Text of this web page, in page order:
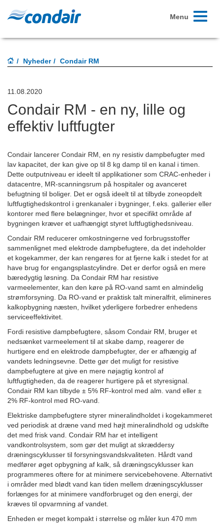
Toggle
Menu
Nyheder Condair RM
11.08.2020
Condair RM - en ny, lille og
effektiv luftfugter
Condair lancerer Condair RM, en ny resistiv dampbefugter med
lav kapacitet, der kan give op til 8 kg damp til en kanal i timen.
Dette outputniveau er ideelt til applikationer som CRAC-enheder i
datacentre, MR-scanningsrum på hospitaler og avanceret
befugtning til boliger. Det er også ideelt til at tilbyde zoneopdelt
luftfugtighedskontrol i grenkanaler i bygninger, f.eks. gallerier eller
kontorer med flere belægninger, hvor et specifikt område af
bygningen kræver et uafhængigt styret luftfugtighedsniveau.
Condair RM reducerer omkostningerne ved forbrugsstoffer
sammenlignet med elektrode dampbefugtere, da det indeholder
et kogekammer, der kan rengøres for at fjerne kalk i stedet for at
have brug for engangsplastcylindre. Det er derfor også en mere
bæredygtig løsning. Da Condair RM har resistive
varmeelementer, kan den køre på RO-vand samt en almindelig
strømforsyning. Da RO-vand er praktisk talt mineralfrit, elimineres
kalkopbygning næsten, hvilket yderligere forbedrer enhedens
serviceeffektivitet.
Fordi resistive dampbefugtere, såsom Condair RM, bruger et
nedsænket varmeelement til at skabe damp, reagerer de
hurtigere end en elektrode dampbefugter, der er afhængig af
vandets ledningsevne. Dette gør det muligt for resistive
dampbefugtere at give en mere nøjagtig kontrol af
luftfugtigheden, da de reagerer hurtigere på et styresignal.
Condair RM kan tilbyde ± 5% RF-kontrol med alm. vand eller ±
2% RF-kontrol med RO-vand.
Elektriske dampbefugtere styrer mineralindholdet i kogekammeret
ved periodisk at dræne vand med højt mineralindhold og udskifte
det med frisk vand. Condair RM har et intelligent
vandkontrolsystem, som gør det muligt at skræddersy
dræningscyklusser til forsyningsvandskvaliteten. Hårdt vand
medfører øget opbygning af kalk, så dræningscyklusser kan
programmeres oftere for at minimere servicebehovene. Alternativt
i områder med blødt vand kan tiden mellem dræningscyklusser
forlænges for at minimere vandforbruget og den energi, der
kræves til opvarmning af vandet.
Enheden er meget kompakt i størrelse og måler kun 470 mm